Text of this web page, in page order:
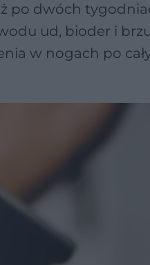
po dwóch
ud, bioder i
w nogach po